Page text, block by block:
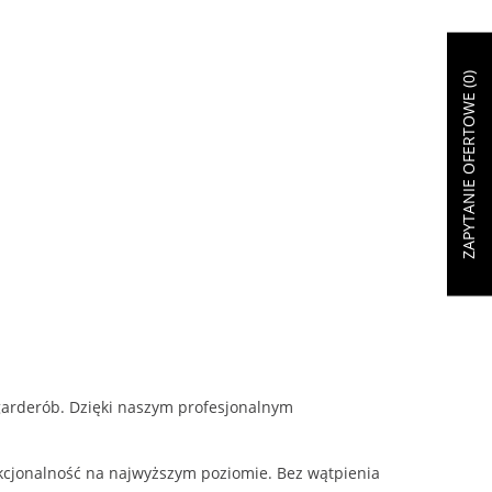
Dzięki naszym profesjonalnym
na najwyższym poziomie. Bez wątpienia
ZAPYTANIE OFERTOWE (
0
)